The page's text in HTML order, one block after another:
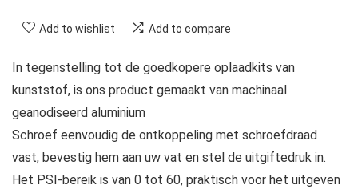
Add to wishlist Add to compare
In tegenstelling tot de goedkopere oplaadkits van
kunststof, is ons product gemaakt van machinaal
geanodiseerd aluminium
Schroef eenvoudig de ontkoppeling met schroefdraad
vast, bevestig hem aan uw vat en stel de uitgiftedruk in.
Het PSI-bereik is van 0 tot 60, praktisch voor het uitgeven